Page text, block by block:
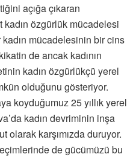
açığa çıkaran
kadın özgürlük mücadelesi
kadın mücadelesinin bir cins
de ancak kadının
kadın özgürlükçü yerel
olduğunu gösteriyor.
koyduğumuz 25 yıllık yerel
kadın devriminin inşa
olarak karşımızda duruyor.
de gücümüzü bu